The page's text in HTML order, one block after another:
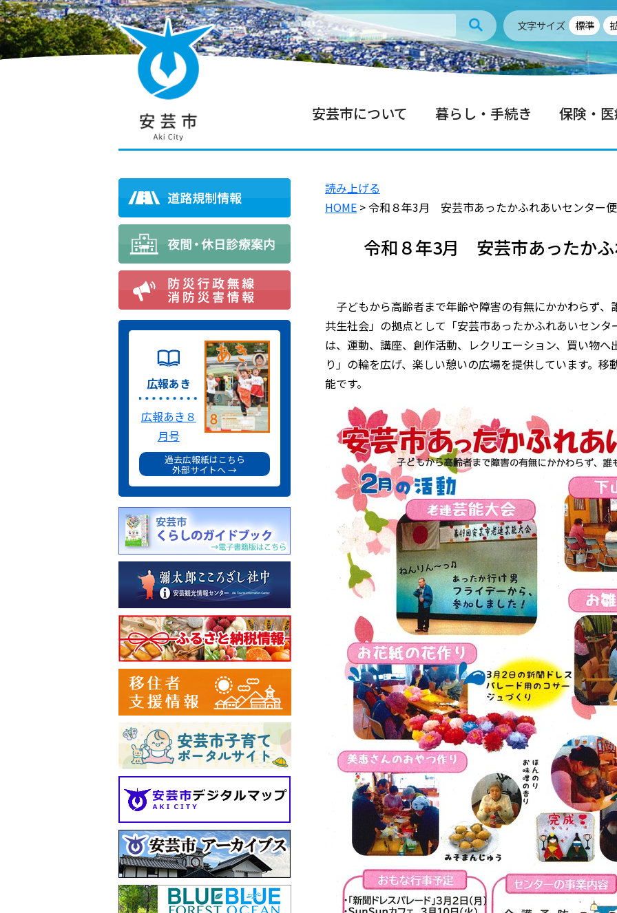
文字サイズ 標準
安芸市について 暮らし・手続き 保険・
読み上げる
HOME > 令和８年3月 安芸市あったかふれあいセンター
令和８年3月 安芸市あったか
子どもから高齢者まで年齢や障害の有無にかかわらず
共生社会」の拠点として「安芸市あったかふれあいセン
は、運動、講座、創作活動、レクリエーション、買い物
り」の輪を広げ、楽しい憩いの広場を提供しています。
能です。
広報あき
広報あき８
月号
過去広報紙はこちら
外部サイトへ →